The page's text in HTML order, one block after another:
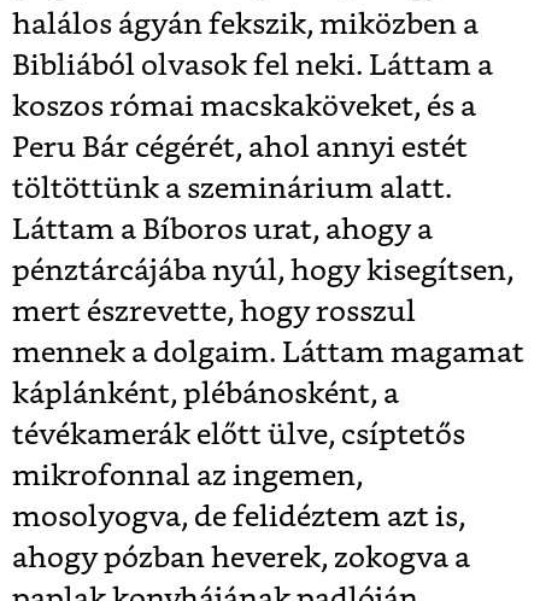
halálos ágyán fekszik, miközben a
Bibliából olvasok fel neki. Láttam a
koszos római macskaköveket, és a
Peru Bár cégérét, ahol annyi estét
töltöttünk a szeminárium alatt.
Láttam a Bíboros urat, ahogy a
pénztárcájába nyúl, hogy kisegítsen,
mert észrevette, hogy rosszul
mennek a dolgaim. Láttam magamat
káplánként, plébánosként, a
tévékamerák előtt ülve, csíptetős
mikrofonnal az ingemen,
mosolyogva, de felidéztem azt is,
ahogy pózban heverek, zokogva a